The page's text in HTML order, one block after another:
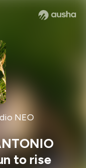
NEO
to rise